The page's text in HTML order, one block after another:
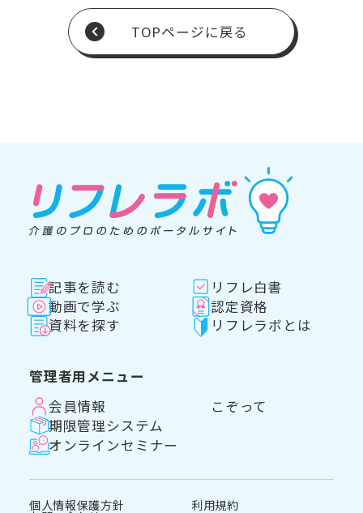
TOPページに戻る
記事を読む
動画で学ぶ
資料を探す
リフレ白書
認定資格
リフレラボとは
管理者用メニュー
会員情報
期限管理システム
オンラインセミナー
こぞって
個人情報保護方針 利用規約